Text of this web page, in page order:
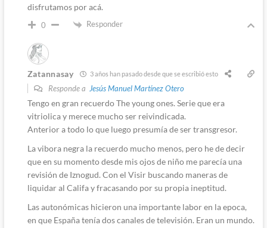
disfrutamos por acá.
0 Responder
Zatannasay 3 años han pasado desde que se escribió esto
Responde a Jesús Manuel Martínez Otero
Tengo en gran recuerdo The young ones. Serie que era
vitriolica y merece mucho ser reivindicada.
Anterior a todo lo que luego presumía de ser transgresor.
La vibora negra la recuerdo mucho menos, pero he de decir
que en su momento desde mis ojos de niño me parecía una
revisión de Iznogud. Con el Visir buscando maneras de
liquidar al Califa y fracasando por su propia ineptitud.
Las autonómicas hicieron una importante labor en la epoca,
en que España tenía dos canales de televisión. Eran un mundo.